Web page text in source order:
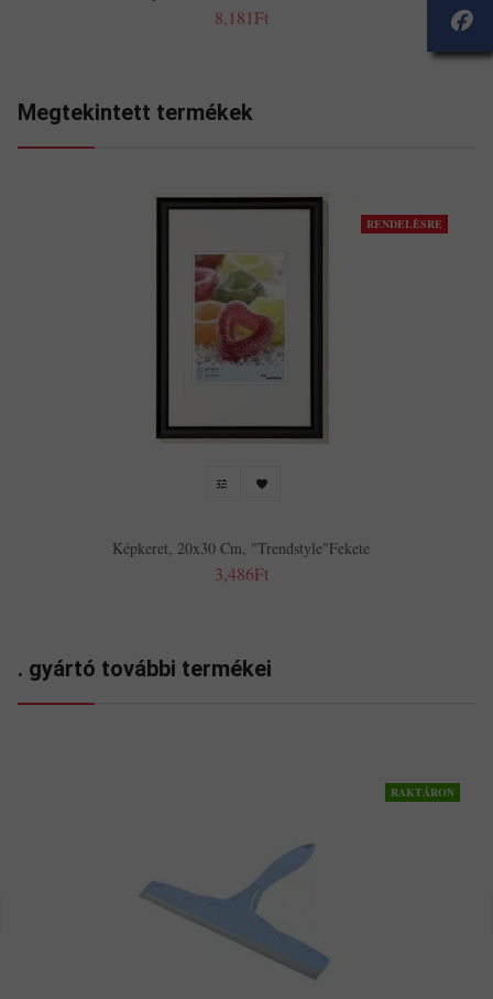
8,181Ft
Megtekintett termékek
RENDELÉSRE
Képkeret, 20x30 Cm, "Trendstyle"fekete
3,486Ft
. gyártó további termékei
RAKTÁRON